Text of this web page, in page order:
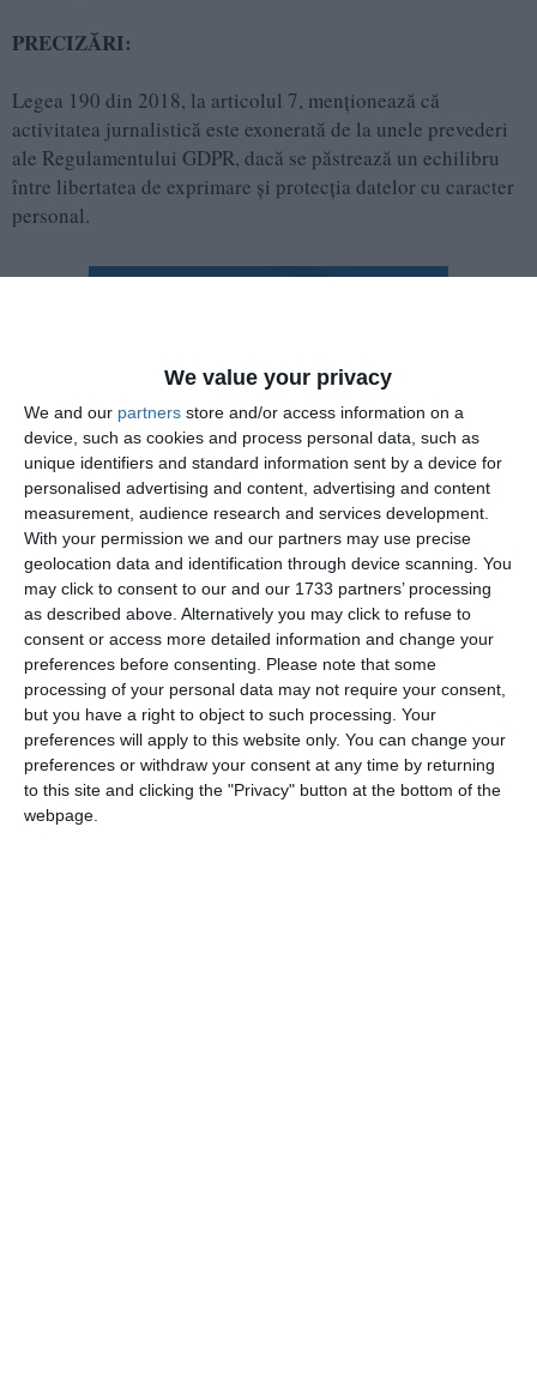
We value your privacy
We and our partners store and/or access information on a
device, such as cookies and process personal data, such as
unique identifiers and standard information sent by a device for
personalised advertising and content, advertising and content
measurement, audience research and services development.
With your permission we and our partners may use precise
geolocation data and identification through device scanning. You
may click to consent to our and our 1733 partners’ processing
as described above. Alternatively you may click to refuse to
consent or access more detailed information and change your
preferences before consenting.
Please note that some
processing of your personal data may not require your consent,
but you have a right to object to such processing. Your
preferences will apply to this website only. You can change your
preferences or withdraw your consent at any time by returning
to this site and clicking the "Privacy" button at the bottom of the
webpage.
PRECIZĂRI:
Legea 190 din 2018, la articolul 7, menţionează că
activitatea jurnalistică este exonerată de la unele prevederi
ale Regulamentului GDPR, dacă se păstrează un echilibru
între libertatea de exprimare şi protecţia datelor cu caracter
personal.
Informațiile din prezentul articol sunt de interes public și
sunt obținute din surse publice deschise.
Citește și:
Componența Comisiei care va decide câștigătorii